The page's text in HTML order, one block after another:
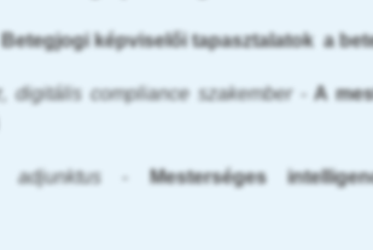
Betegjogi képviselői tapasztalatok a
digitális compliance szakember- A
- Mesterséges